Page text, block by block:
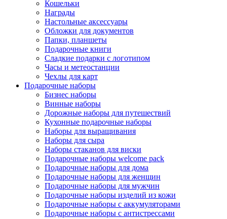
Кошельки
Награды
Настольные аксессуары
Обложки для документов
Папки, планшеты
Подарочные книги
Сладкие подарки с логотипом
Часы и метеостанции
Чехлы для карт
Подарочные наборы
Бизнес наборы
Винные наборы
Дорожные наборы для путешествий
Кухонные подарочные наборы
Наборы для выращивания
Наборы для сыра
Наборы стаканов для виски
Подарочные наборы welcome pack
Подарочные наборы для дома
Подарочные наборы для женщин
Подарочные наборы для мужчин
Подарочные наборы изделий из кожи
Подарочные наборы с аккумуляторами
Подарочные наборы с антистрессами